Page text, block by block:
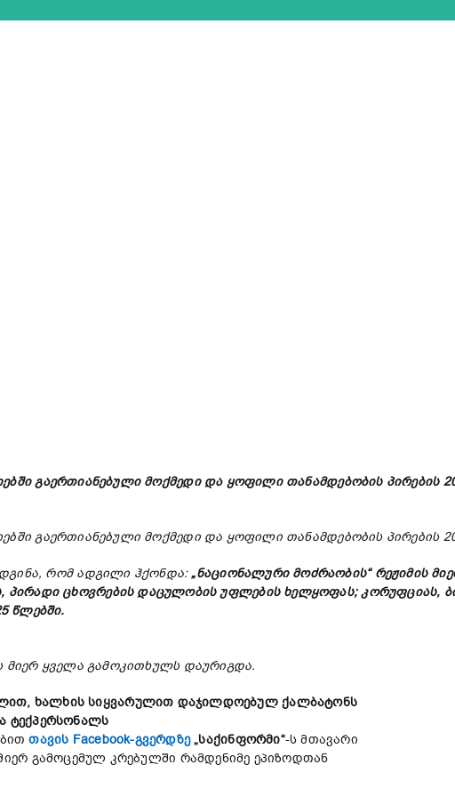
გაერთიანებული მოქმედი და ყოფილი თანამდებობის პირების
გაერთიანებული მოქმედი და ყოფილი თანამდებობის პირების
, რომ ადგილი ჰქონდა:„ნაციონალური მოძრაობის“ რეჟიმის
, პირადი ცხოვრების დაცულობის უფლების ხელყოფას;კორუფციას,
წლებში.
მიერ ყველა გამოკითხულს დაურიგდა.
ხალხისსიყვარულით დაჯილდოებულქალბატონს
ტექპერსონალს
თავის Facebook-გვერდზე„საქინფორმი“-ს მთავარი
გამოცემულ კრებულში რამდენიმე ეპიზოდთან